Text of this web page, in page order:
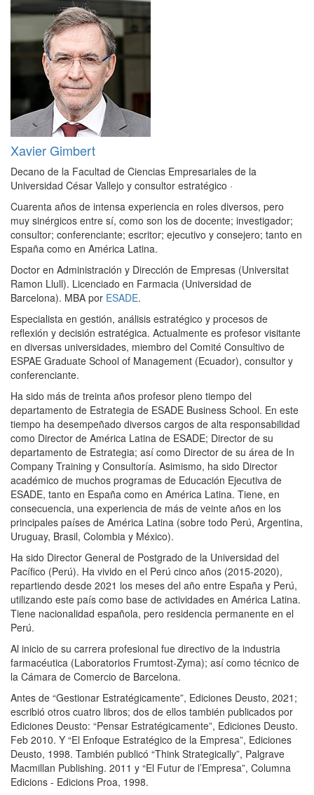
Xavier Gimbert
Decano de la Facultad de Ciencias Empresariales de la
Universidad César Vallejo y consultor estratégico ·
Cuarenta años de intensa experiencia en roles diversos, pero
muy sinérgicos entre sí, como son los de docente; investigador;
consultor; conferenciante; escritor; ejecutivo y consejero; tanto en
España como en América Latina.
Doctor en Administración y Dirección de Empresas (Universitat
Ramon Llull). Licenciado en Farmacia (Universidad de
Barcelona). MBA por ESADE.
Especialista en gestión, análisis estratégico y procesos de
reflexión y decisión estratégica. Actualmente es profesor visitante
en diversas universidades, miembro del Comité Consultivo de
ESPAE Graduate School of Management (Ecuador), consultor y
conferenciante.
Ha sido más de treinta años profesor pleno tiempo del
departamento de Estrategia de ESADE Business School. En este
tiempo ha desempeñado diversos cargos de alta responsabilidad
como Director de América Latina de ESADE; Director de su
departamento de Estrategia; así como Director de su área de In
Company Training y Consultoría. Asimismo, ha sido Director
académico de muchos programas de Educación Ejecutiva de
ESADE, tanto en España como en América Latina. Tiene, en
consecuencia, una experiencia de más de veinte años en los
principales países de América Latina (sobre todo Perú, Argentina,
Uruguay, Brasil, Colombia y México).
Ha sido Director General de Postgrado de la Universidad del
Pacífico (Perú). Ha vivido en el Perú cinco años (2015-2020),
repartiendo desde 2021 los meses del año entre España y Perú,
utilizando este país como base de actividades en América Latina.
Tiene nacionalidad española, pero residencia permanente en el
Perú.
Al inicio de su carrera profesional fue directivo de la industria
farmacéutica (Laboratorios Frumtost-Zyma); así como técnico de
la Cámara de Comercio de Barcelona.
Antes de “Gestionar Estratégicamente”, Ediciones Deusto, 2021;
escribió otros cuatro libros; dos de ellos también publicados por
Ediciones Deusto: “Pensar Estratégicamente”, Ediciones Deusto.
Feb 2010. Y “El Enfoque Estratégico de la Empresa”, Ediciones
Deusto, 1998. También publicó “Think Strategically”, Palgrave
Macmillan Publishing. 2011 y “El Futur de l’Empresa”, Columna
Edicions - Edicions Proa, 1998.